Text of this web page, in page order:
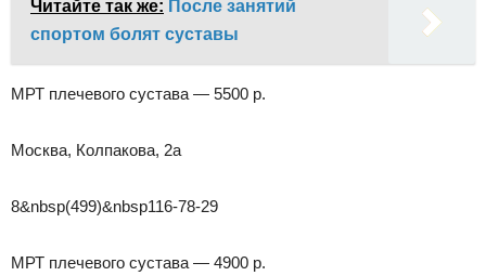
Читайте так же: После занятий
спортом болят суставы
МРТ плечевого сустава — 5500 р.
Москва, Колпакова, 2а
8&nbsp(499)&nbsp116-78-29
МРТ плечевого сустава — 4900 р.